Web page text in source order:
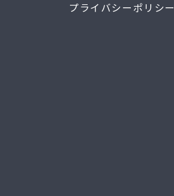
プライバシーポリシー